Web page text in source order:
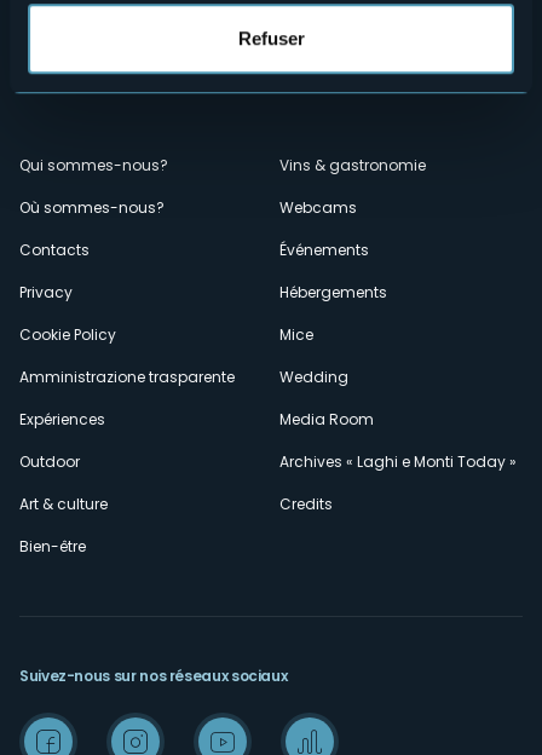
Refuser
Menù
secondario
Qui sommes-nous?
Où sommes-nous?
Contacts
Privacy
Cookie Policy
Amministrazione trasparente
Expériences
Outdoor
Art & culture
Bien-être
Vins & gastronomie
Webcams
Événements
Hébergements
Mice
Wedding
Media Room
Archives « Laghi e Monti Today »
Credits
Suivez-nous sur nos réseaux sociaux